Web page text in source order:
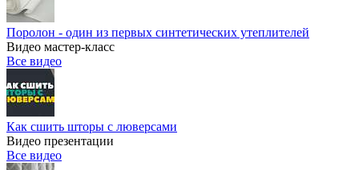
Поролон - один из первых синтетических утеплителей
Видео мастер-класс
Все видео
Как сшить шторы с люверсами
Видео презентации
Все видео